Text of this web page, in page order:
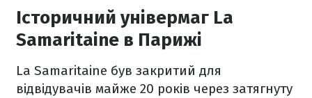
Історичний універмаг La
Samaritaine в Парижі
La Samaritaine був закритий для
відвідувачів майже 20 років через затягнуту